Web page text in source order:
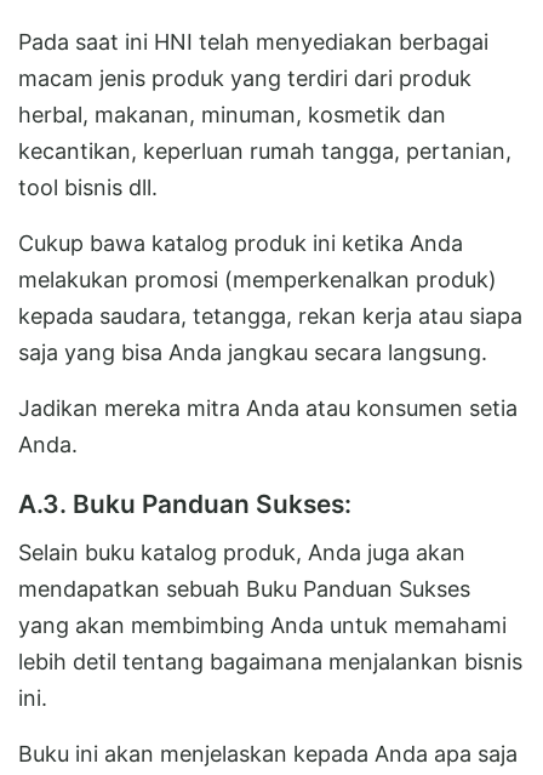
Pada saat ini HNI telah menyediakan berbagai
macam jenis produk yang terdiri dari produk
herbal, makanan, minuman, kosmetik dan
kecantikan, keperluan rumah tangga, pertanian,
tool bisnis dll.
Cukup bawa katalog produk ini ketika Anda
melakukan promosi (memperkenalkan produk)
kepada saudara, tetangga, rekan kerja atau siapa
saja yang bisa Anda jangkau secara langsung.
Jadikan mereka mitra Anda atau konsumen setia
Anda.
A.3. Buku Panduan Sukses:
Selain buku katalog produk, Anda juga akan
mendapatkan sebuah Buku Panduan Sukses
yang akan membimbing Anda untuk memahami
lebih detil tentang bagaimana menjalankan bisnis
ini.
Buku ini akan menjelaskan kepada Anda apa saja